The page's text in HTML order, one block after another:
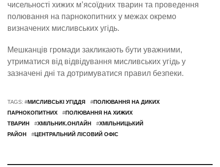
чисельності хижих м’ясоїдних тварин та проведення
полювання на парнокопитних у межах окремо
визначених мисливських угідь.
Мешканців громади закликають бути уважними,
утриматися від відвідування мисливських угідь у
зазначені дні та дотримуватися правил безпеки.
TAGS: #МИСЛИВСЬКІ УГІДДЯ #ПОЛЮВАННЯ НА ДИКИХ
ПАРНОКОПИТНИХ
#ПОЛЮВАННЯ НА ХИЖИХ
ТВАРИН
#ХМІЛЬНИК.ОНЛАЙН #ХМІЛЬНИЦЬКИЙ
РАЙОН
#ЦЕНТРАЛЬНИЙ ЛІСОВИЙ ОФІС